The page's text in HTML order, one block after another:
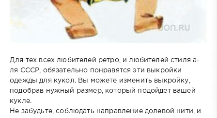
Для тех всех любителей ретро, и любителей стиля а-
ля СССР, обязательно понравятся эти выкройки
одежды для кукол. Вы можете изменить выкройку,
подобрав нужный размер, который подойдет вашей
кукле.
Не забудьте, соблюдать направление долевой нити, и